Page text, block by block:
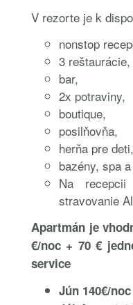
V rezorte je k
nonstop
3 reštaurácie,
bar,
2x potraviny,
boutique,
posilňovňa,
herňa pre deti,
bazény, spa
Na
stravovanie
Apartmán je
€/noc + 70 €
service
Jún 140€/